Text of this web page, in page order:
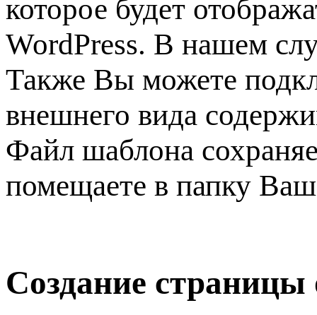
которое будет
WordPress. В нашем
Также Вы можете
внешнего вида
Файл шаблона
помещаете в папку
Создание страницы